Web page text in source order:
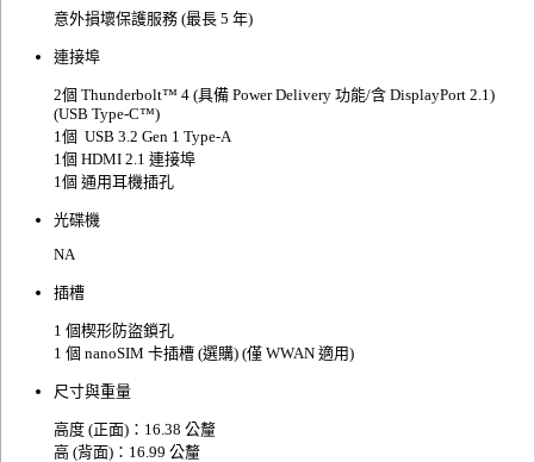
意外損壞保護服務 (最長 5 年)
連接埠
2個 Thunderbolt™ 4 (具備 Power Delivery 功能/含 DisplayPort 2.1)
(USB Type-C™)
1個 USB 3.2 Gen 1 Type-A
1個 HDMI 2.1 連接埠
1個 通用耳機插孔
光碟機
NA
插槽
1 個楔形防盜鎖孔
1 個 nanoSIM 卡插槽 (選購) (僅 WWAN 適用)
尺寸與重量
高度 (正面)：16.38 公釐
高 (背面)：16.99 公釐